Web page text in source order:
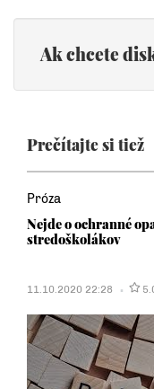
Ak chcete
Prečítajte si tiež
Próza
Nejde o ochranné
stredoškolákov
11.10.2020 22:28